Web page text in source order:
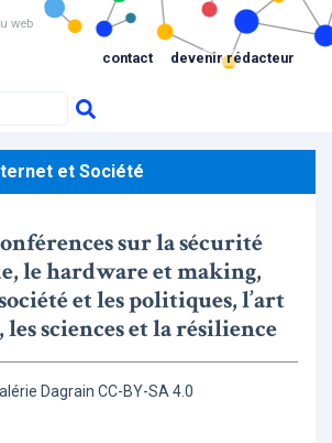
web
contact devenir rédacteur
et Société
sur la sécurité
le hardware et making,
et les politiques, l’art
sciences et la résilience
Dagrain CC-BY-SA 4.0